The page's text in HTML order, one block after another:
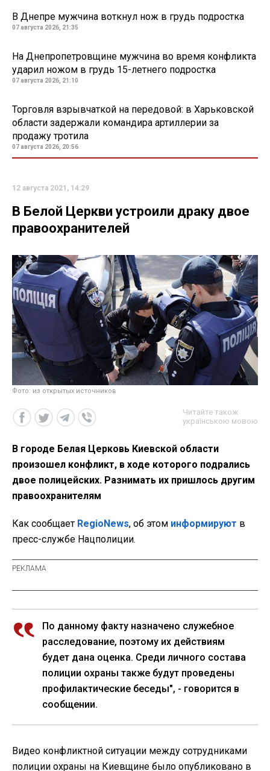
В Днепре мужчина воткнул нож в грудь подростка
07 августа 2026, 21:35
На Днепропетровщине мужчина во время конфликта
ударил ножом в грудь 15-летнего подростка
07 августа 2026, 21:10
Торговля взрывчаткой на передовой: в Харьковской
области задержали командира артиллерии за
продажу тротила
07 августа 2026, 20:56
12 августа 2021, 14:29
В Белой Церкви устроили драку двое
правоохранителей
Фото: из открытых источников
Читайте також
українською мовою
В городе Белая Церковь Киевской области
произошел конфликт, в ходе которого подрались
двое полицейских. Разнимать их пришлось другим
правоохранителям
Как сообщает RegioNews, об этом информируют в
пресс-службе Нацполиции.
По данному факту назначено служебное
расследование, поэтому их действиям
будет дана оценка. Среди личного состава
полиции охраны также будут проведены
профилактические беседы", - говорится в
сообщении.
Видео конфликтной ситуации между сотрудниками
полиции охраны на Киевщине было опубликовано в